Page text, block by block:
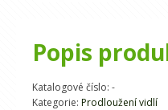
Popis
Katalogové číslo: -
Kategorie: Prodloužení vidlí